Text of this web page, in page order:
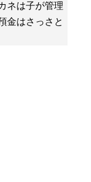
ネは子が管理
金はさっさと